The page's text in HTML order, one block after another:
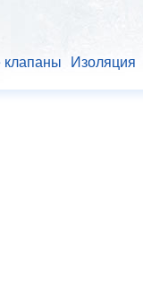
Изоляция